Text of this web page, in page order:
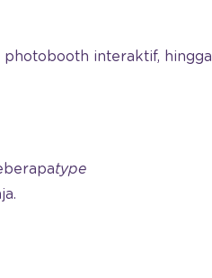
photobooth interaktif, hingga
type